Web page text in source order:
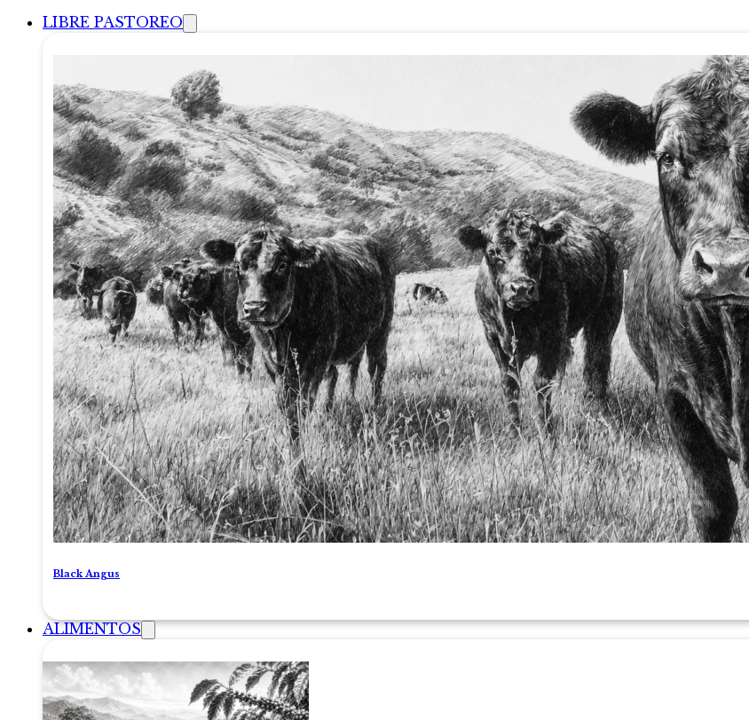
LIBRE PASTOREO
Black Angus
ALIMENTOS